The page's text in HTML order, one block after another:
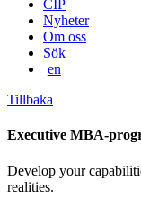
CIP
Nyheter
Om oss
Sök
en
Tillbaka
Executive MBA-
Develop your
realities.